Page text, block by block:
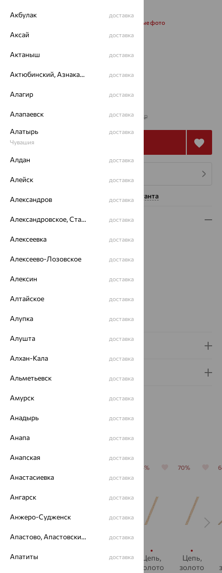
Запросить дополнительные фото
от 129 462 359 618 ₽
Нужна помощь консультанта
Описание
Вид изделия:
Плетение:двойной ромб
Цвет металла:
Проба:
Вес металла:
Похожие изделия
Цепь,
Цепь,
64%
Цепь,
золото
70%
Цепь,
золото
Акбулак доставка
Аксай доставка
Актаныш доставка
Актюбинский, Азнакаевский район доставка
Алагир доставка
Алапаевск доставка
Алатырь
Чувашия
доставка
Алдан доставка
Алейск доставка
Александров доставка
Александровское, Ставропольский край доставка
Алексеевка доставка
Алексеево-Лозовское доставка
Алексин доставка
Алтайское доставка
Алупка доставка
Алушта доставка
Алхан-Кала доставка
Альметьевск доставка
Амурск доставка
Анадырь доставка
Анапа доставка
Анапская доставка
Анастасиевка доставка
Ангарск доставка
Анжеро-Судженск доставка
Апастово, Апастовский район доставка
Апатиты доставка